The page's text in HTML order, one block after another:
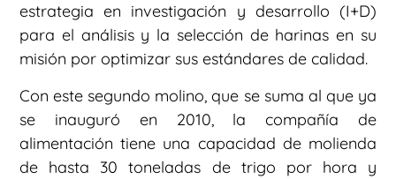
estrategia en investigación y desarrollo (I+D)
para el análisis y la selección de harinas en su
misión por optimizar sus estándares de calidad.
Con este segundo molino, que se suma al que ya
se inauguró en 2010, la compañía de
alimentación tiene una capacidad de molienda
de hasta 30 toneladas de trigo por hora y